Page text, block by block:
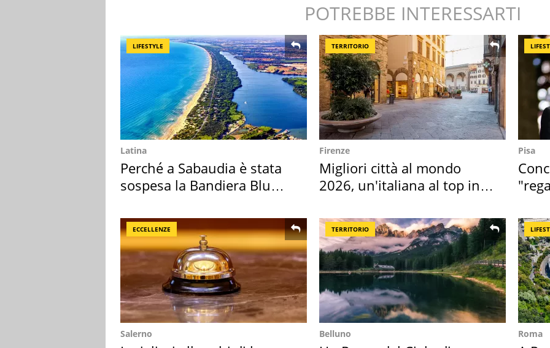
POTREBBE INTERESSARTI
LIFESTYLE
Latina
Perché a Sabaudia è stata
sospesa la Bandiera Blu
TERRITORIO
Firenze
Migliori città al mondo
2026, un'italiana al top in
Pisa
ECCELLENZE
Salerno
TERRITORIO
Belluno Roma